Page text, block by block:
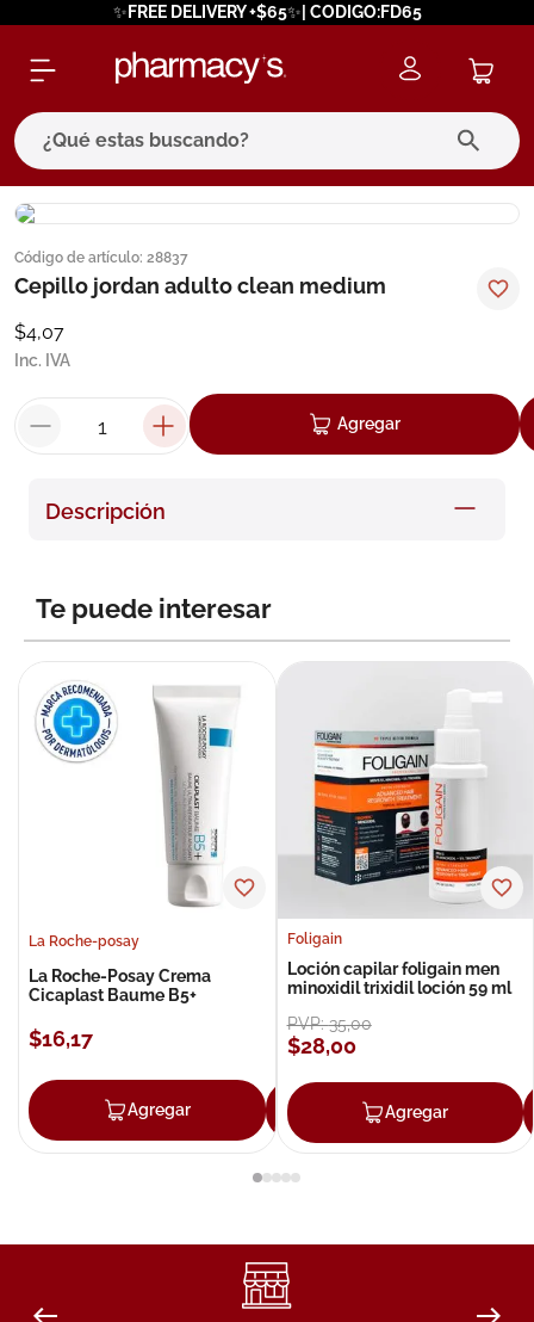
✨FREE DELIVERY +$65✨| CODIGO:FD65
¿Qué estas buscando?
Código de artículo: 28837
Cepillo jordan adulto clean medium
$4,07
Inc. IVA
Agregar
Descripción
Te puede interesar
La Roche-posay
La Roche-Posay Crema
Cicaplast Baume B5+
$16,17
Agregar Agregar
Foligain
Loción capilar foligain men
minoxidil trixidil loción 59 ml
PVP:35,00
$28,00
Agregar
términos más buscados
1. eucerin
3
cerave
7. isdin
10.pañales